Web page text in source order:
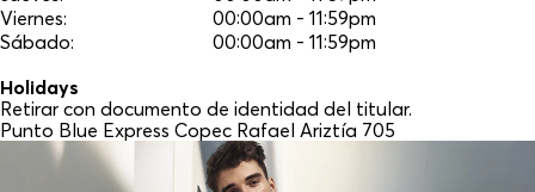
Viernes:
00:00am - 11:59pm
Sábado:
00:00am - 11:59pm
Holidays
Retirar con documento de identidad del titular.
Punto Blue Express Copec Rafael Ariztía 705